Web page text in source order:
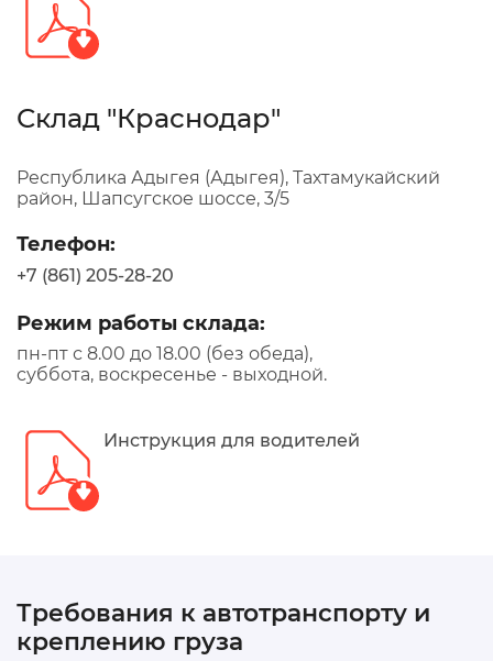
Склад "Краснодар"
Республика Адыгея (Адыгея), Тахтамукайский
район, Шапсугское шоссе, 3/5
Телефон:
+7 (861) 205-28-20
Режим работы склада:
пн-пт с 8.00 до 18.00 (без обеда),
суббота, воскресенье - выходной.
Инструкция для водителей
Требования к автотранспорту и
креплению груза